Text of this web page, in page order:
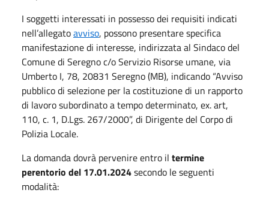
I soggetti interessati in possesso dei requisiti indicati
nell’allegatoavviso, possono presentare specifica
manifestazione di interesse, indirizzata al Sindaco del
Comune di Seregno c/o Servizio Risorse umane, via
Umberto I, 78, 20831 Seregno (MB), indicando “Avviso
pubblico di selezione per la costituzione di un rapporto
di lavoro subordinato a tempo determinato, ex. art,
110, c. 1, D.Lgs. 267/2000”, di Dirigente del Corpo di
Polizia Locale.
La domanda dovrà pervenire entro il termine
perentorio del 17.01.2024secondo le seguenti
modalità: